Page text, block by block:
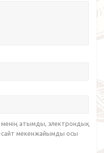
менің атымды, электрондық
мекенжайымды осы